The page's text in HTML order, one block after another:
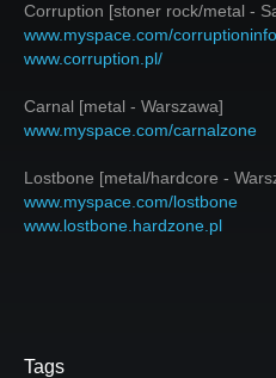
Corruption [stoner rock/metal -
www.myspace.com/corruptioninfo
www.corruption.pl/
Carnal [metal - Warszawa]
www.myspace.com/carnalzone
Lostbone [metal/hardcore -
www.myspace.com/lostbone
www.lostbone.hardzone.pl
Tags